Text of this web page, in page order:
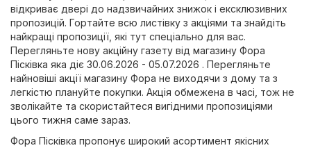
відкриває двері до надзвичайних знижок і ексклюзивних
пропозицій. Гортайте всю листівку з акціями та знайдіть
найкращі пропозиції, які тут спеціально для вас.
Перегляньте нову акційну газету від магазину Фора
Пісківка яка діє 30.06.2026 - 05.07.2026 . Перегляньте
найновіші акції магазину Фора не виходячи з дому та з
легкістю плануйте покупки. Акція обмежена в часі, тож не
зволікайте та скористайтеся вигідними пропозиціями
цього тижня саме зараз.
Фора Пісківка пропонує широкий асортимент якісних